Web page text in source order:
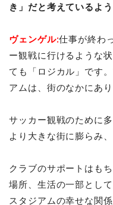
き」だと考えているよ
ヴェンゲル:仕事が終わ
ー観戦に行けるような
ても「ロジカル」です
アムは、街のなかにあり
サッカー観戦のために
より大きな街に膨らみ
クラブのサポートはも
場所、生活の一部とし
スタジアムの幸せな関